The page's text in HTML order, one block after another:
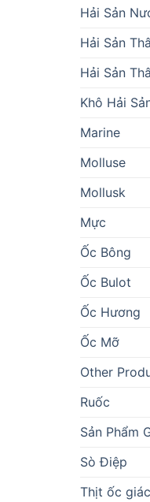
Hải Sản
Hải Sản
Hải Sản
Khô Hải
Marine
Molluse
Mollusk
Mực
Ốc Bông
Ốc Bulot
Ốc Hương
Ốc Mỡ
Other
Ruốc
Sản Phẩm
Sò Điệp
Thịt ốc giác